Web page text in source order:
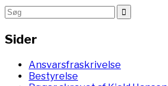
Sider
Ansvarsfraskrivelse
Bestyrelse